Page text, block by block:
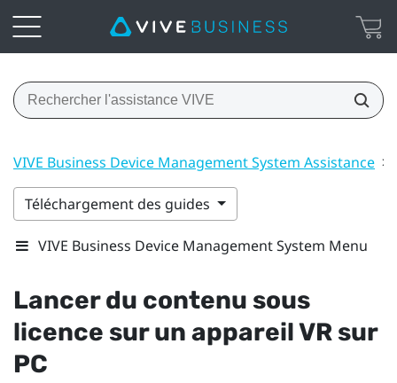
VIVE Business Device Management System Assistance >
Téléchargement des guides
VIVE Business Device Management System Menu
Lancer du contenu sous
licence sur un appareil VR sur
PC